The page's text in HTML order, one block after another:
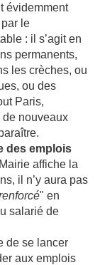
évidemment
par le
: il s’agit en
permanents,
les crèches, ou
ou des
Paris,
de nouveaux
des emplois
affiche la
il n’y aura pas
" en
salarié de
de se lancer
aux emplois